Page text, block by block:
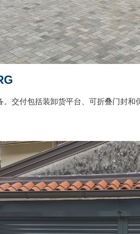
交付包括装卸货平台、可折叠门封和